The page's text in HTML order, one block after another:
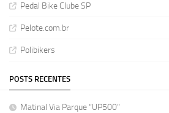
Pedal Bike Clube SP
Pelote.com.br
Polibikers
POSTS RECENTES
Matinal Via Parque “UP500”